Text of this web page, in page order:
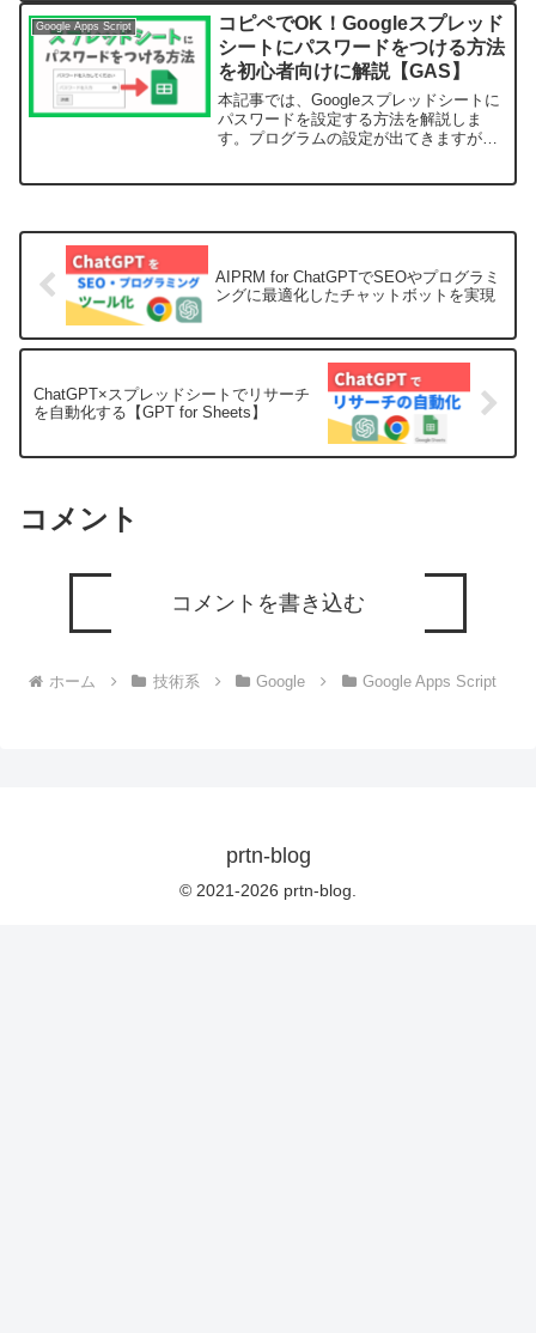
返すようにしたいと思います。全体像は
以下のとおりで...
Google Apps Script
コピペでOK！Googleスプレッド
シートにパスワードをつける方法
を初心者向けに解説【GAS】
本記事では、Googleスプレッドシートに
パスワードを設定する方法を解説しま
す。プログラムの設定が出てきますが、
AIPRM for ChatGPTでSEOやプログラミ
ングに最適化したチャットボットを実現
ChatGPT×スプレッドシートでリサーチ
を自動化する【GPT for Sheets】
コメント
コメントを書き込む
ホーム 技術系 Google Google Apps Script
prtn-blog
© 2021-2026 prtn-blog.